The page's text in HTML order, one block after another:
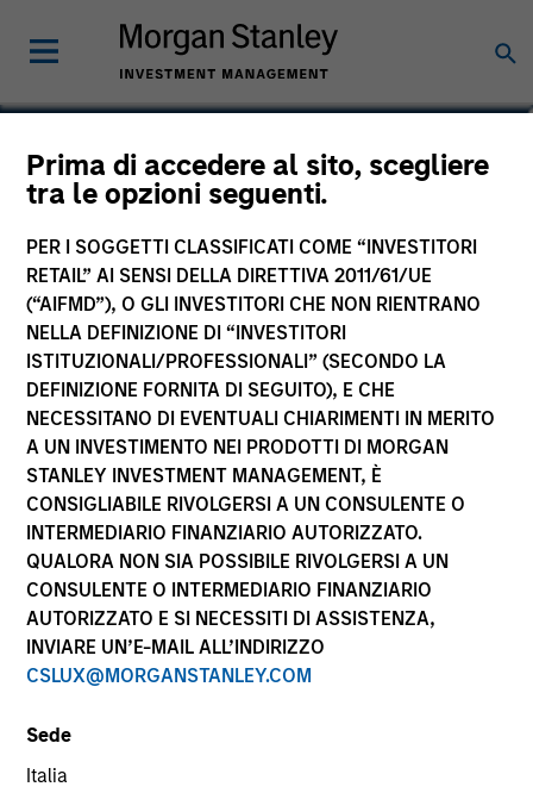
Prima di accedere al sito, scegliere
tra le opzioni seguenti.
PER I SOGGETTI CLASSIFICATI COME “INVESTITORI
RETAIL” AI SENSI DELLA DIRETTIVA 2011/61/UE
(“AIFMD”), O GLI INVESTITORI CHE NON RIENTRANO
NELLA DEFINIZIONE DI “INVESTITORI
ISTITUZIONALI/PROFESSIONALI” (SECONDO LA
DEFINIZIONE FORNITA DI SEGUITO), E CHE
NECESSITANO DI EVENTUALI CHIARIMENTI IN MERITO
A UN INVESTIMENTO NEI PRODOTTI DI MORGAN
STANLEY INVESTMENT MANAGEMENT, È
CONSIGLIABILE RIVOLGERSI A UN CONSULENTE O
INTERMEDIARIO FINANZIARIO AUTORIZZATO.
QUALORA NON SIA POSSIBILE RIVOLGERSI A UN
CONSULENTE O INTERMEDIARIO FINANZIARIO
AUTORIZZATO E SI NECESSITI DI ASSISTENZA,
INVIARE UN’E-MAIL ALL’INDIRIZZO
CSLUX@MORGANSTANLEY.COM
Sede
Italia
Lance V. Garrison, CFA
Managing Director